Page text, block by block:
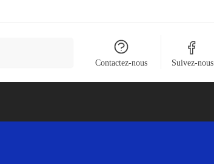
Contactez-nous Suivez-nous